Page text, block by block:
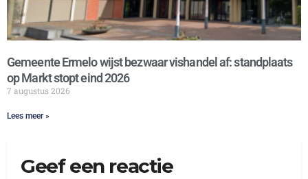
Gemeente Ermelo wijst bezwaar vishandel af: standplaats
op Markt stopt eind 2026
7 augustus 2026
Lees meer »
Geef een reactie